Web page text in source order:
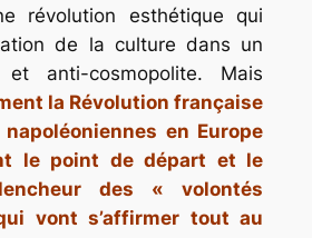
révolution esthétique qui
de la culture dans un
anti-cosmopolite. Mais
la Révolution française
en Europe
le point de départ et le
des « volontés
vont s’affirmer tout au